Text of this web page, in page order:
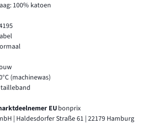
100% katoen
(machinewas)
EUbonprix
| Haldesdorfer Straße 61 | 22179 Hamburg